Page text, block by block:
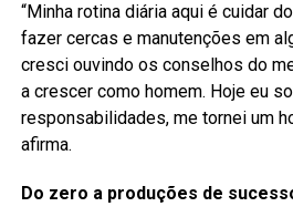
“Minha rotina diária aqui é cuidar
fazer cercas e manutenções em
cresci ouvindo os conselhos do
a crescer como homem. Hoje eu
responsabilidades, me tornei um
afirma.
Do zero a produções de